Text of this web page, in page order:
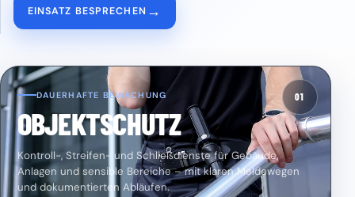
EINSATZ BESPRECHEN →
01
DAUERHAFTE BEWACHUNG
OBJEKTSCHUTZ
Kontroll-, Streifen- und Schließdienste für Gebäude,
Anlagen und sensible Bereiche – mit klaren Meldewegen
und dokumentierten Abläufen.